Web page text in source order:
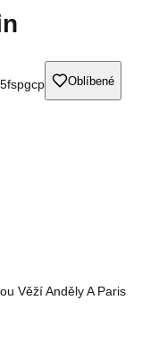
Oblíbené
Věží Anděly A Paris